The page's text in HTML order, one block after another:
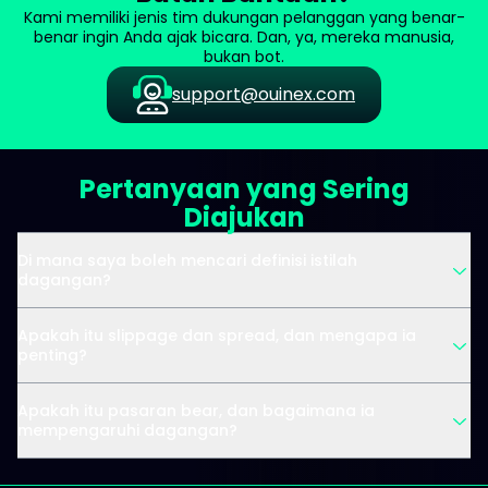
Kami memiliki jenis tim dukungan pelanggan yang benar-
benar ingin Anda ajak bicara. Dan, ya, mereka manusia,
bukan bot.
support@ouinex.com
Pertanyaan yang Sering
Diajukan